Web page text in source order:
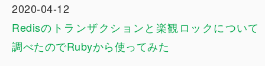
2020-04-12
Redisのトランザクションと楽観ロックについて
調べたのでRubyから使ってみた